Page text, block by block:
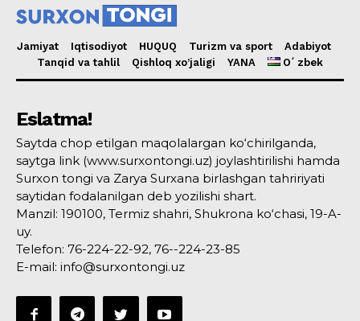
Jamiyat Iqtisodiyot HUQUQ Turizm va sport
Adabiyot
Tanqid va tahlil
Qishloq xo’jaligi YANA Oʻzbek
Eslatma!
Saytda chop etilgan maqolalargan ko‘chirilganda,
saytga link (www.surxontongi.uz) joylashtirilishi hamda
Surxon tongi va Zarya Surxana birlashgan tahririyati
saytidan fodalanilgan deb yozilishi shart.
Manzil: 190100, Termiz shahri, Shukrona ko‘chasi, 19-A-
uy.
Telefon: 76-224-22-92, 76--224-23-85
E-mail: info@surxontongi.uz